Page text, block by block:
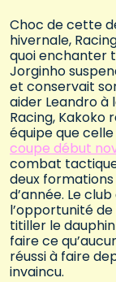
Choc de cette
hivernale,
quoi enchanter
Jorginho
et conservait
aider Leandro
Racing, Kakoko
équipe que
coupe début
combat
deux
d’année. Le
l’opportunité
titiller le
faire ce
réussi à faire
invaincu.